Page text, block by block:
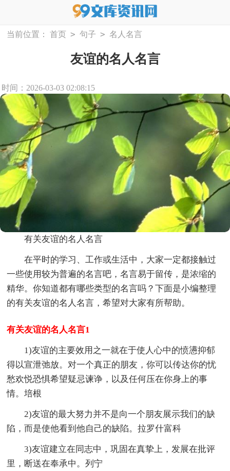
当前位置： 首页 > 句子 > 名人名言
友谊的名人名言
时间：2026-03-03 02:08:15
有关友谊的名人名言
在平时的学习、工作或生活中，大家一定都接触过
一些使用较为普遍的名言吧，名言易于留传，是浓缩的
精华。你知道都有哪些类型的名言吗？下面是小编整理
的有关友谊的名人名言，希望对大家有所帮助。
有关友谊的名人名言1
1)友谊的主要效用之一就在于使人心中的愤懑抑郁
得以宣泄弛放。对一个真正的朋友，你可以传达你的忧
愁欢悦恐惧希望疑忌谏诤，以及任何压在你身上的事
情。培根
2)友谊的最大努力并不是向一个朋友展示我们的缺
陷，而是使他看到他自己的缺陷。拉罗什富科
3)友谊建立在同志中，巩固在真挚上，发展在批评
里，断送在奉承中。列宁